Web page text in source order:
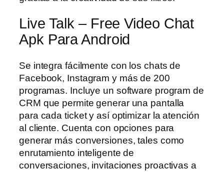
Live Talk – Free Video Chat
Apk Para Android
Se integra fácilmente con los chats de
Facebook, Instagram y más de 200
programas. Incluye un software program de
CRM que permite generar una pantalla
para cada ticket y así optimizar la atención
al cliente. Cuenta con opciones para
generar más conversiones, tales como
enrutamiento inteligente de
conversaciones, invitaciones proactivas a